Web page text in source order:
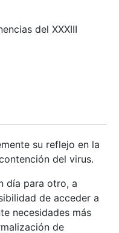
del XXXIII
su reflejo en la
del virus.
día para otro, a
de acceder a
necesidades más
de